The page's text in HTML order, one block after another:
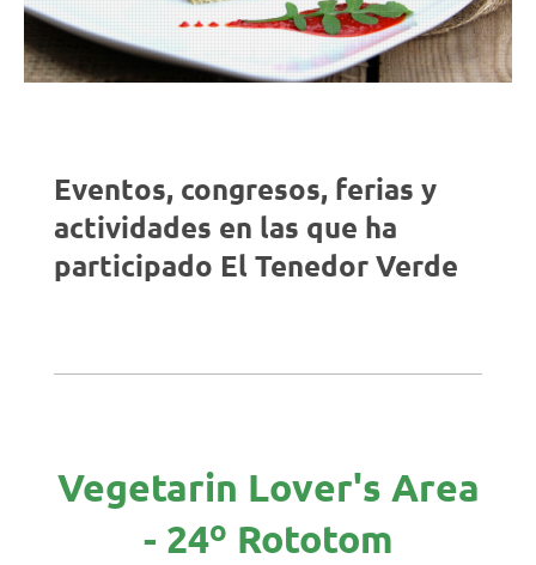
Eventos, congresos, ferias y
actividades en las que ha
participado El Tenedor Verde
Vegetarin Lover's Area
- 24º Rototom